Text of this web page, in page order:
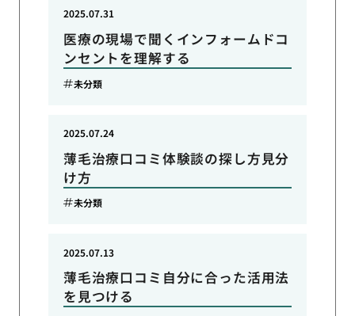
医療の現場で聞くインフォームドコ
ンセントを理解する
2025.07.31
未分類
薄毛治療口コミ体験談の探し方見分
け方
2025.07.24
未分類
薄毛治療口コミ自分に合った活用法
を見つける
2025.07.13